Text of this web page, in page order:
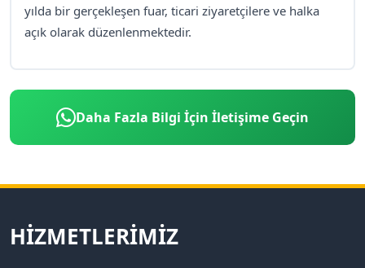
yılda bir gerçekleşen fuar, ticari ziyaretçilere ve halka
açık olarak düzenlenmektedir.
Daha Fazla Bilgi İçin İletişime Geçin
HIZMETLERIMIZ